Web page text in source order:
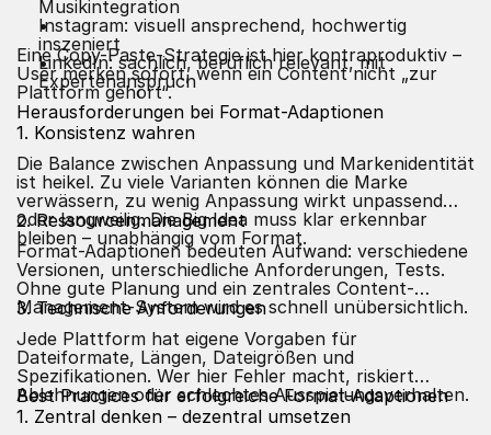
Musikintegration
Instagram: visuell ansprechend, hochwertig
inszeniert
LinkedIn: sachlich, beruflich relevant, mit
Expertenanspruch
Eine Copy-Paste-Strategie ist hier kontraproduktiv –
User merken sofort, wenn ein Content nicht „zur
Plattform gehört“.
Herausforderungen bei Format-Adaptionen
1. Konsistenz wahren
Die Balance zwischen Anpassung und Markenidentität
ist heikel. Zu viele Varianten können die Marke
verwässern, zu wenig Anpassung wirkt unpassend
oder langweilig. Die Big Idea muss klar erkennbar
bleiben – unabhängig vom Format.
2. Ressourcenmanagement
Format-Adaptionen bedeuten Aufwand: verschiedene
Versionen, unterschiedliche Anforderungen, Tests.
Ohne gute Planung und ein zentrales Content-
Management-System wird es schnell unübersichtlich.
3. Technische Anforderungen
Jede Plattform hat eigene Vorgaben für
Dateiformate, Längen, Dateigrößen und
Spezifikationen. Wer hier Fehler macht, riskiert
Ablehnungen oder schlechtes Ausspielungsverhalten.
Best Practices für erfolgreiche Format-Adaptionen
1. Zentral denken – dezentral umsetzen